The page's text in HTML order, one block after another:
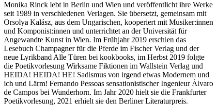
Monika Rinck lebt in Berlin und Wien und veröffentlicht ihre Werke
seit 1989 in verschiedenen Verlagen. Sie übersetzt, gemeinsam mit
Orsolya Kalász, aus dem Ungarischen, kooperiert mit Musiker:innen
und Komponist:innen und unterrichtet an der Universität für
Angewandte Kunst in Wien. Im Frühjahr 2019 erschien das
Lesebuch Champagner für die Pferde im Fischer Verlag und der
neue Lyrikband Alle Türen bei kookbooks, im Herbst 2019 folgte
die Poetikvorlesung Wirksame Fiktionen im Wallstein Verlag und
HEIDA! HEIDA! HE! Sadismus von irgend etwas Modernem und
ich und Lärm! Fernando Pessoas sensationistischer Ingenieur Álvaro
de Campos bei Wunderhorn. Im Jahr 2020 hielt sie die Frankfurter
Poetikvorlesung, 2021 erhielt sie den Berliner Literaturpreis.